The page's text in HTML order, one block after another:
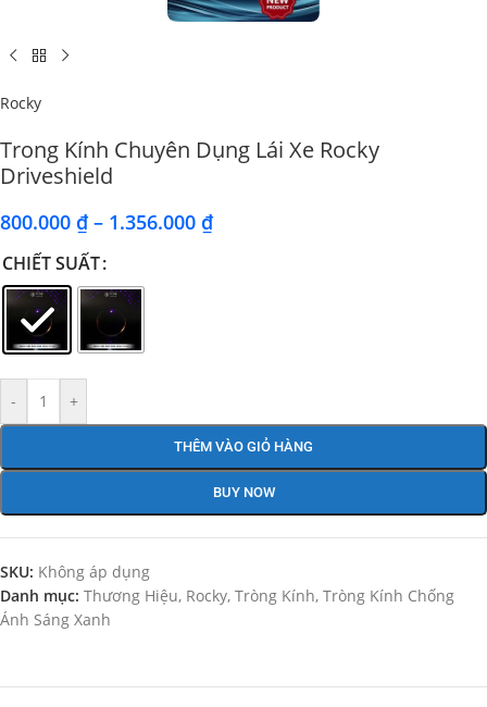
Rocky
Trong Kính Chuyên Dụng Lái Xe Rocky
Driveshield
800.000 ₫ – 1.356.000 ₫
CHIẾT SUẤT
- +
THÊM VÀO GIỎ HÀNG
BUY NOW
SKU: Không áp dụng
Danh mục: Thương Hiệu, Rocky, Tròng Kính, Tròng Kính Chống
Ánh Sáng Xanh